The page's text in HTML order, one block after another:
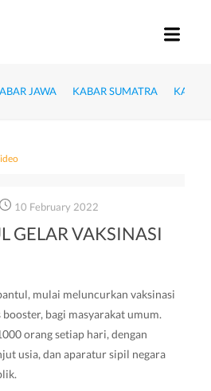
JAWA KABAR SUMATRA
10 February 2022
GELAR VAKSINASI
mulai meluncurkan vaksinasi
bagi masyarakat umum.
orang setiap hari, dengan
usia, dan aparatur sipil negara